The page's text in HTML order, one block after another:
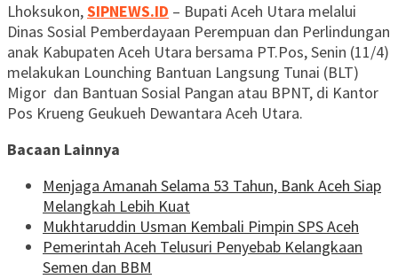
Lhoksukon,SIPNEWS.ID – Bupati Aceh Utara melalui
Dinas Sosial Pemberdayaan Perempuan dan Perlindungan
anak Kabupaten Aceh Utara bersama PT.Pos, Senin (11/4)
melakukan Lounching Bantuan Langsung Tunai (BLT)
Migor dan Bantuan Sosial Pangan atau BPNT, di Kantor
Pos Krueng Geukueh Dewantara Aceh Utara.
Bacaan Lainnya
Menjaga Amanah Selama 53 Tahun, Bank Aceh Siap
Melangkah Lebih Kuat
Mukhtaruddin Usman Kembali Pimpin SPS Aceh
Pemerintah Aceh Telusuri Penyebab Kelangkaan
Semen dan BBM